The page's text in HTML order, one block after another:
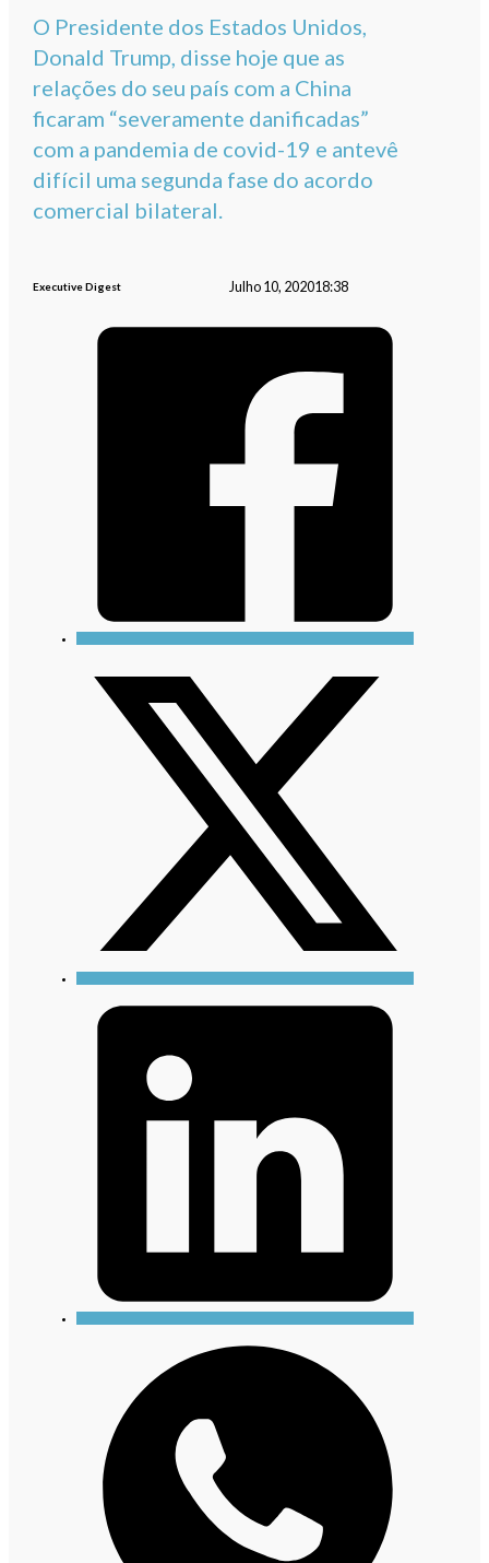
O Presidente dos Estados Unidos,
Donald Trump, disse hoje que as
relações do seu país com a China
ficaram “severamente danificadas”
com a pandemia de covid-19 e antevê
difícil uma segunda fase do acordo
comercial bilateral.
Executive Digest Julho 10, 202018:38